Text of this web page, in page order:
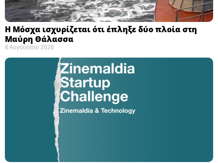
Η Μόσχα ισχυρίζεται ότι έπληξε δύο πλοία στη
Μαύρη Θάλασσα ​
8 Αυγούστου 2026